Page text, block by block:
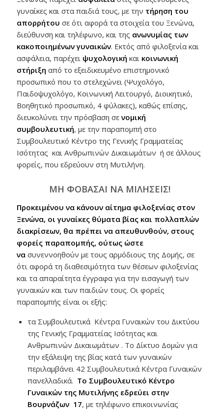
γυναίκες και στα παιδιά τους, με την τήρηση του
απορρήτου σε ότι αφορά τα στοιχεία του Ξενώνα,
διεύθυνση και τηλέφωνο, και της ανωνυμίας των
κακοποιημένων γυναικών. Εκτός από φιλοξενία και
ασφάλεια, παρέχει ψυχολογική και κοινωνική
στήριξη από το εξειδικευμένο επιστημονικό
προσωπικό που το στελεχώνει (Ψυχολόγο,
Παιδοψυχολόγο, Κοινωνική Λειτουργό, Διοικητικό,
Βοηθητικό προσωπικό, 4 φύλακες), καθώς επίσης,
διευκολύνει την πρόσβαση σε νομική
συμβουλευτική, με την παραπομπή στο
Συμβουλευτικό Κέντρο της Γενικής Γραμματείας
Ισότητας και Ανθρωπινών Δικαιωμάτων ή σε άλλους
φορείς, που εδρεύουν στη Μυτιλήνη.
ΜΗ ΦΟΒΑΣΑΙ ΝΑ ΜΙΛΗΣΕΙΣ!
Προκειμένου να κάνουν αίτημα φιλοξενίας στον
Ξενώνα, οι γυναίκες θύματα βίας και πολλαπλών
διακρίσεων, θα πρέπει να απευθυνθούν, στους
φορείς παραπομπής, ούτως ώστε
νασυνεννοηθούν με τους αρμόδιους της Δομής, σε
ότι αφορά τη διαθεσιμότητα των θέσεων φιλοξενίας
και τα απαραίτητα έγγραφα για την εισαγωγή των
γυναικών και των παιδιών τους. Οι φορείς
παραπομπής είναι οι εξής:
τα Συμβουλευτικά Κέντρα Γυναικών του Δικτύου
της Γενικής Γραμματείας Ισότητας και
Ανθρωπινών Δικαιωμάτων . Το Δίκτυο Δομών για
την εξάλειψη της βίας κατά των γυναικών
περιλαμβάνει 42 Συμβουλευτικά Κέντρα Γυναικών
πανελλαδικά. Το Συμβουλευτικό Κέντρο
Γυναικών της Μυτιλήνης εδρεύει στην
Βουρνάζων 17, με τηλέφωνο επικοινωνίας